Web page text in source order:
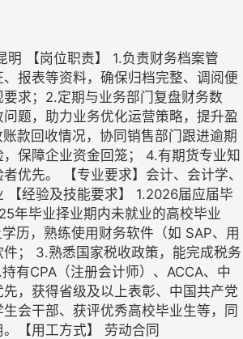
明 【岗位职责】 1.负责财务档案管
报表等资料，确保归档完整、调阅便
求；2.定期与业务部门复盘财务数
题，助力业务优化运营策略，提升盈
款回收情况，协同销售部门跟进逾期
保障企业资金回笼； 4.有期货专业知
优先。 【专业要求】会计、会计学、
【经验及技能要求】 1.2026届应届毕
年毕业择业期内未就业的高校毕业
历，熟练使用财务软件（如 SAP、用
； 3.熟悉国家税收政策，能完成税务
有CPA（注册会计师）、ACCA、中
，获得省级及以上表彰、中国共产党
会干部、获评优秀高校毕业生等，同
【用工方式】 劳动合同